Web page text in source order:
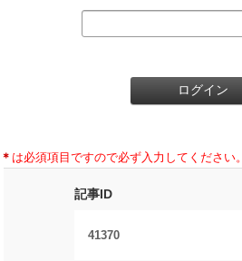
＊ は必須項目ですので必ず入力してください。
記事ID
41370